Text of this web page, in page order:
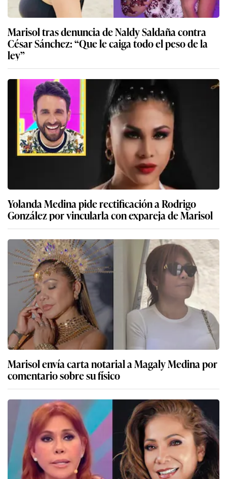
Marisol tras denuncia de Naldy Saldaña contra
César Sánchez: “Que le caiga todo el peso de la
ley”
Yolanda Medina pide rectificación a Rodrigo
González por vincularla con expareja de Marisol
Marisol envía carta notarial a Magaly Medina por
comentario sobre su físico